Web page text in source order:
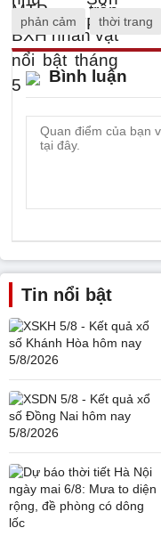
phản cảm thời trang
Bình luận
Tin nổi bật